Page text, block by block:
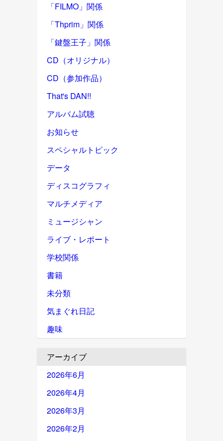
「FILMO」関係
「Thprim」関係
「鍵盤王子」関係
CD（オリジナル）
CD（参加作品）
That's DAN!!
アルバム試聴
お知らせ
スペシャルトピック
データ
ディスコグラフィ
マルチメディア
ミュージシャン
ライブ・レポート
学校関係
書籍
未分類
気まぐれ日記
趣味
アーカイブ
2026年6月
2026年4月
2026年3月
2026年2月